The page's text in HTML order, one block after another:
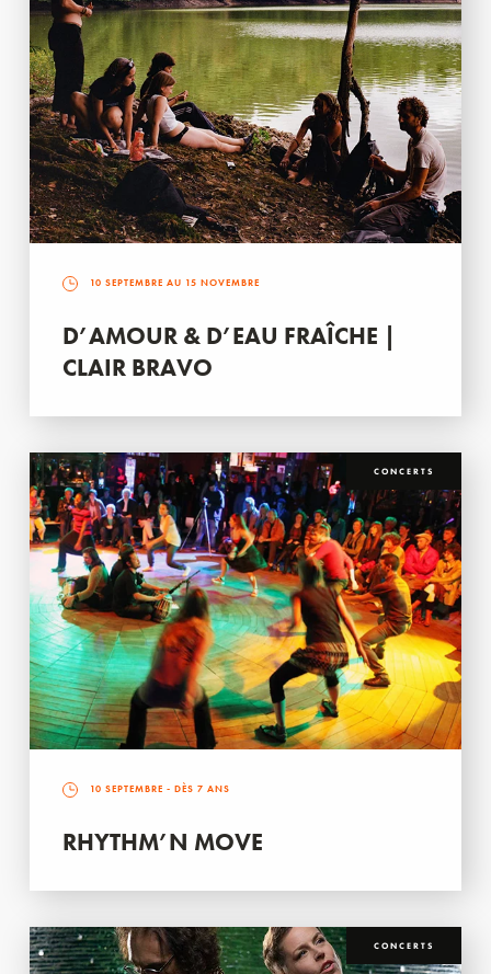
10 SEPTEMBRE AU 15 NOVEMBRE
D’AMOUR & D’EAU FRAÎCHE |
CLAIR BRAVO
CONCERTS
10 SEPTEMBRE - DÈS 7 ANS
RHYTHM’N MOVE
CONCERTS